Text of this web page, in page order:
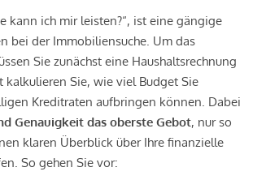
kann ich mir leisten?“, ist eine gängige
bei der Immobiliensuche. Um das
Sie zunächst eine Haushaltsrechnung
kalkulieren Sie, wie viel Budget Sie
Kreditraten aufbringen können. Dabei
Genauigkeit das oberste Gebot, nur so
klaren Überblick über Ihre finanzielle
So gehen Sie vor: